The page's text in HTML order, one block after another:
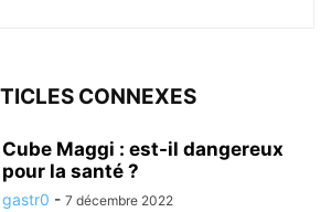
CONNEXES
Cube Maggi : est-il dangereux
pour la santé ?
gastr0 - 7 décembre 2022